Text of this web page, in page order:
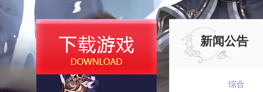
新闻公告
综合